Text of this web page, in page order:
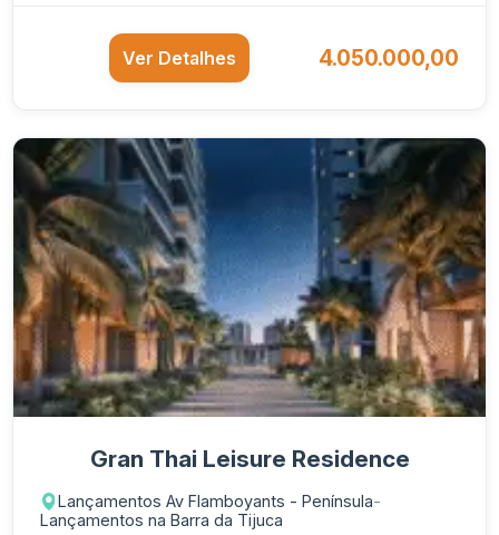
Ver Detalhes 4.050.000,00
Gran Thai Leisure Residence
Lançamentos Av Flamboyants - Península-
Lançamentos na Barra da Tijuca